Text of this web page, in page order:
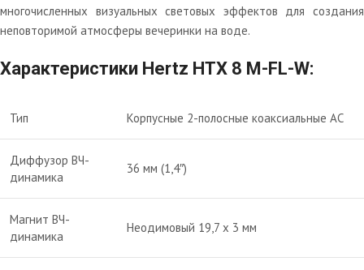
многочисленных визуальных световых эффектов для создания
неповторимой атмосферы вечеринки на воде.
Характеристики Hertz HTX 8 M-FL-W:
Тип Корпусные 2-полосные коаксиальные АС
Диффузор ВЧ-
динамика
36 мм (1,4″)
Магнит ВЧ-
динамика
Неодимовый 19,7 х 3 мм